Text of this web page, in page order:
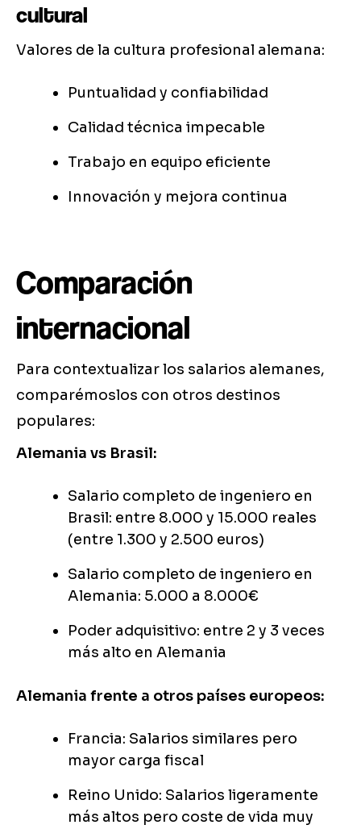
cultural
Valores de la cultura profesional alemana:
Puntualidad y confiabilidad
Calidad técnica impecable
Trabajo en equipo eficiente
Innovación y mejora continua
Comparación
internacional
Para contextualizar los salarios alemanes,
comparémoslos con otros destinos
populares:
Alemania vs Brasil:
Salario completo de ingeniero en
Brasil: entre 8.000 y 15.000 reales
(entre 1.300 y 2.500 euros)
Salario completo de ingeniero en
Alemania: 5.000 a 8.000€
Poder adquisitivo: entre 2 y 3 veces
más alto en Alemania
Alemania frente a otros países europeos:
Francia: Salarios similares pero
mayor carga fiscal
Reino Unido: Salarios ligeramente
más altos pero coste de vida muy